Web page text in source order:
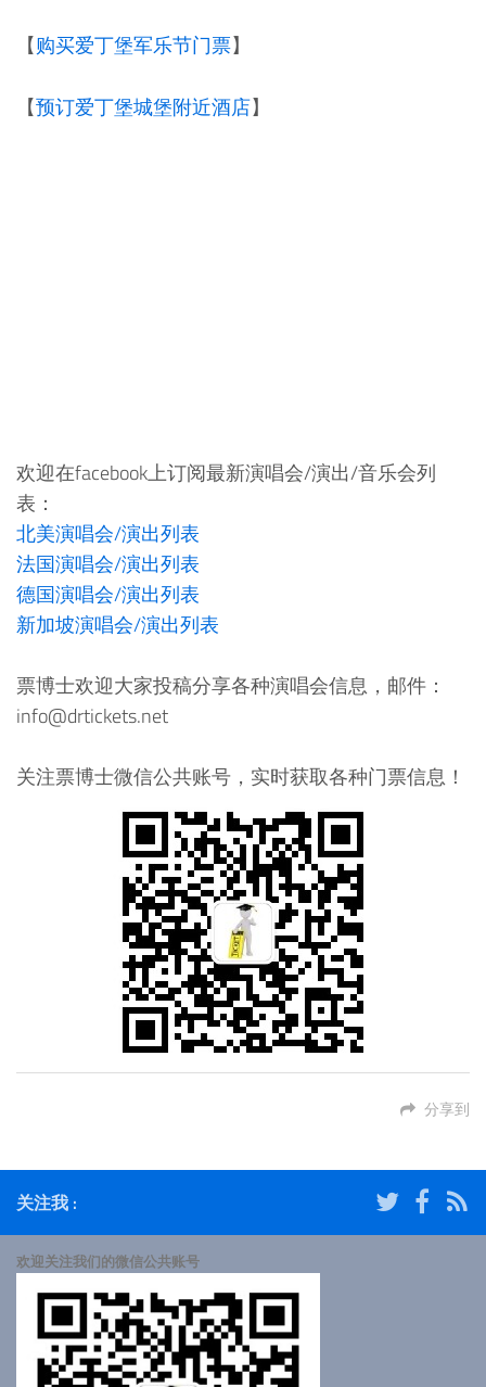
【购买爱丁堡军乐节门票】
【预订爱丁堡城堡附近酒店】
欢迎在facebook上订阅最新演唱会/演出/音乐会列
表：
北美演唱会/演出列表
法国演唱会/演出列表
德国演唱会/演出列表
新加坡演唱会/演出列表
票博士欢迎大家投稿分享各种演唱会信息，邮件：
info@drtickets.net
关注票博士微信公共账号，实时获取各种门票信息！
分享到
关注我 :
欢迎关注我们的微信公共账号